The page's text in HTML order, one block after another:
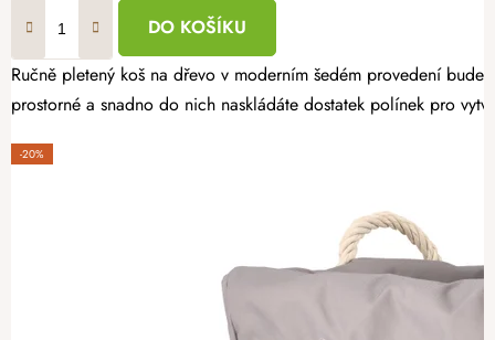
DO KOŠÍKU
Ručně pletený koš na dřevo v moderním šedém provedení
prostorné a snadno do nich naskládáte dostatek polínek pro
-20%